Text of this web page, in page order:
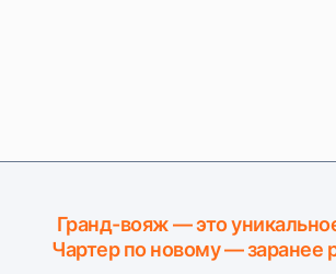
Гранд-вояж — это
Чартер по новому — заранее